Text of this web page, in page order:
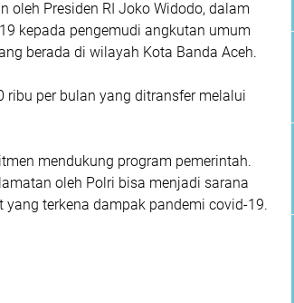
oleh Presiden RI Joko Widodo, dalam
kepada pengemudi angkutan umum
berada di wilayah Kota Banda Aceh.
ribu per bulan yang ditransfer melalui
mendukung program pemerintah.
oleh Polri bisa menjadi sarana
terkena dampak pandemi covid-19.